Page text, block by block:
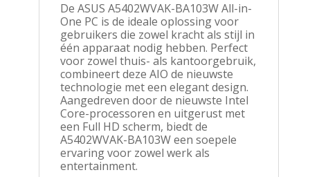
De ASUS A5402WVAK-BA103W All-in-
One PC is de ideale oplossing voor
gebruikers die zowel kracht als stijl in
één apparaat nodig hebben. Perfect
voor zowel thuis- als kantoorgebruik,
combineert deze AIO de nieuwste
technologie met een elegant design.
Aangedreven door de nieuwste Intel
Core-processoren en uitgerust met
een Full HD scherm, biedt de
A5402WVAK-BA103W een soepele
ervaring voor zowel werk als
entertainment.